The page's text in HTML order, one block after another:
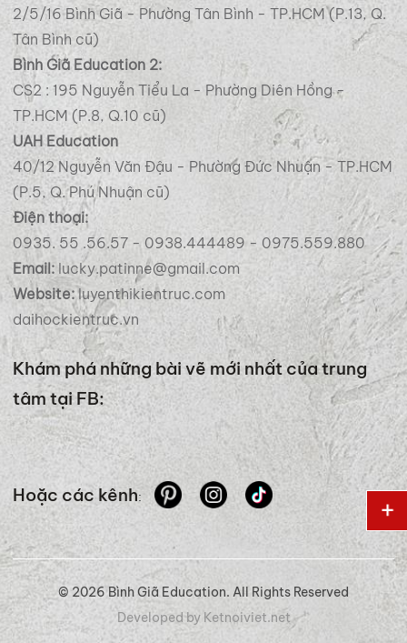
2/5/16 Bình Giã - Phường Tân Bình - TP.HCM (P.13, Q.
Tân Bình cũ)
Bình Giã Education 2:
CS2 : 195 Nguyễn Tiểu La - Phường Diên Hồng -
TP.HCM (P.8, Q.10 cũ)
UAH Education
40/12 Nguyễn Văn Đậu - Phường Đức Nhuận - TP.HCM
(P.5, Q. Phú Nhuận cũ)
Điện thoại:
0935. 55 .56.57 - 0938.444489 - 0975.559.880
Email: lucky.patinne@gmail.com
Website:luyenthikientruc.com
daihockientruc.vn
Khám phá những bài vẽ mới nhất của trung
tâm tại FB:
Hoặc các kênh:
© 2026 Bình Giã Education. All Rights Reserved
Developed by Ketnoiviet.net